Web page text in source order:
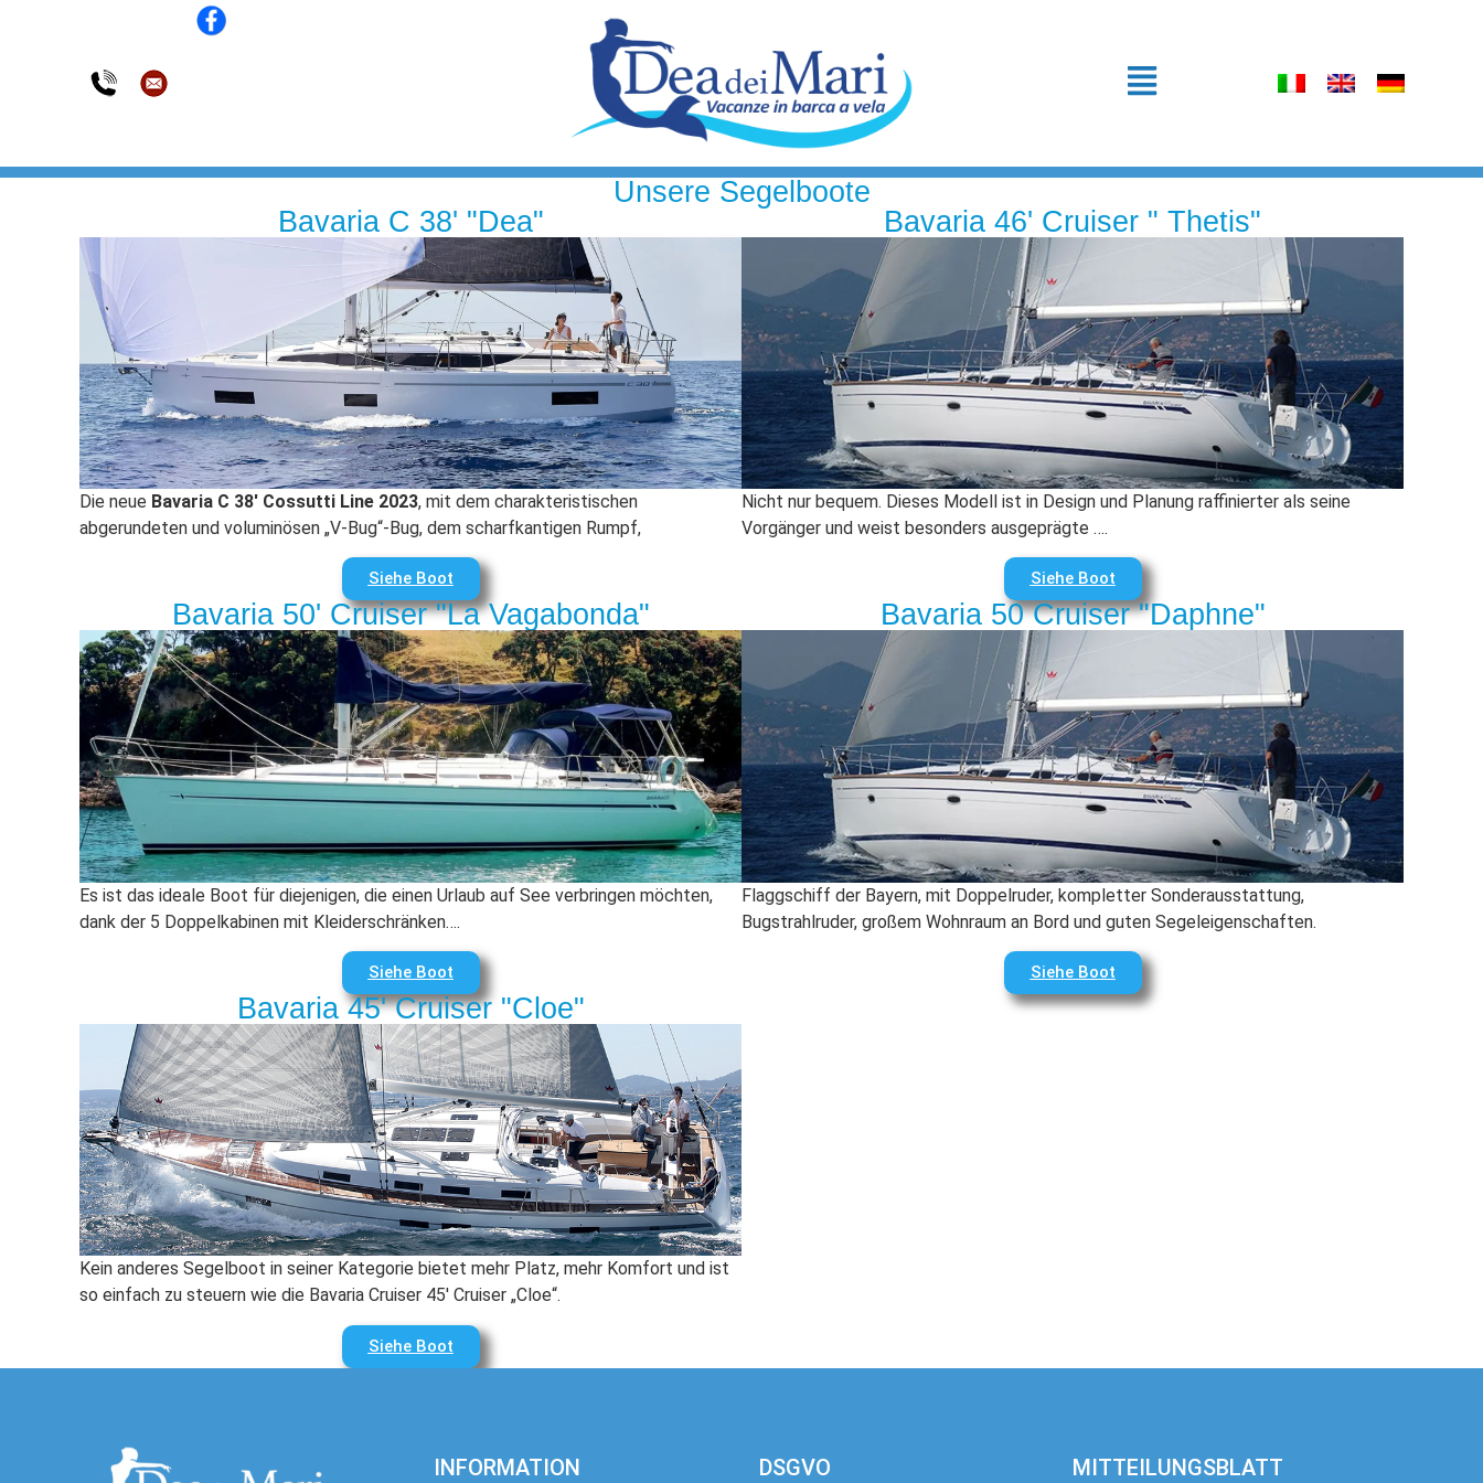
Unsere Segelboote
Bavaria C 38' "Dea"
Die neue Bavaria C 38′ Cossutti Line 2023, mit dem charakteristischen
abgerundeten und voluminösen „V-Bug“-Bug, dem scharfkantigen Rumpf,
Siehe Boot
Bavaria 46' Cruiser " Thetis"
Nicht nur bequem. Dieses Modell ist in Design und Planung raffinierter als seine
Vorgänger und weist besonders ausgeprägte ….
Siehe Boot
Bavaria 50' Cruiser "La Vagabonda"
Es ist das ideale Boot für diejenigen, die einen Urlaub auf See verbringen möchten,
dank der 5 Doppelkabinen mit Kleiderschränken….
Siehe Boot
Bavaria 50 Cruiser "Daphne"
Flaggschiff der Bayern, mit Doppelruder, kompletter Sonderausstattung,
Bugstrahlruder, großem Wohnraum an Bord und guten Segeleigenschaften.
Siehe Boot
Bavaria 45' Cruiser "Cloe"
Kein anderes Segelboot in seiner Kategorie bietet mehr Platz, mehr Komfort und ist
so einfach zu steuern wie die Bavaria Cruiser 45′ Cruiser „Cloe“.
Siehe Boot
INFORMATION DSGVO MITTEILUNGSBLATT